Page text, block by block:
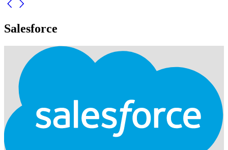
Salesforce